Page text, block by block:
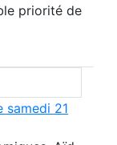
priorité de
21